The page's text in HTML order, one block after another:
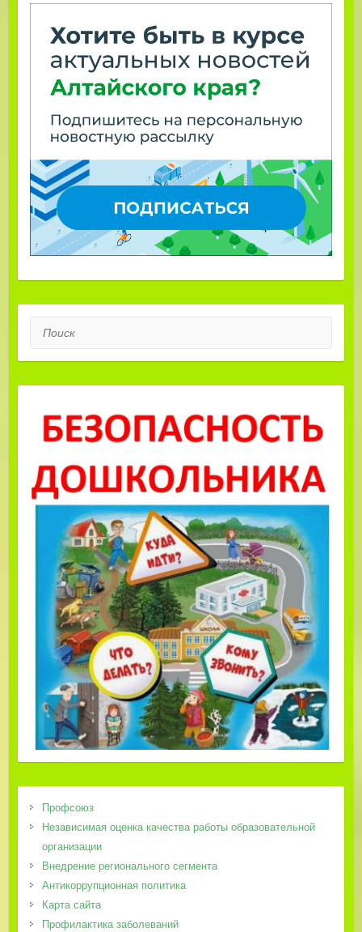
Поиск
Профсоюз
Независимая оценка качества работы образовательной
организации
Внедрение регионального сегмента
Антикоррупционная политика
Карта сайта
Профилактика заболеваний